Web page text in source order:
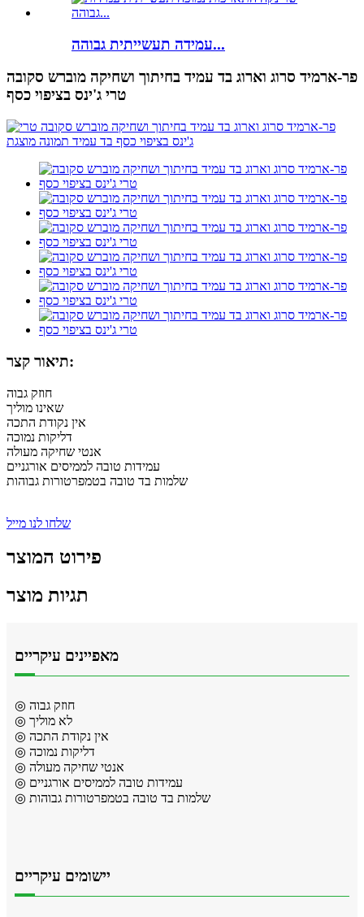
עמידה תעשייתית גבוהה...
פר-ארמיד סרוג וארוג בד עמיד בחיתוך ושחיקה מוברש סקובה
טרי ג'ינס בציפוי כסף
תיאור קצר:
חוזק גבוה
שאינו מוליך
אין נקודת התכה
דליקות נמוכה
אנטי שחיקה מעולה
עמידות טובה לממיסים אורגניים
שלמות בד טובה בטמפרטורות גבוהות
שלחו לנו מייל
פירוט המוצר
תגיות מוצר
מאפיינים עיקריים
◎ חוזק גבוה
◎ לא מוליך
◎ אין נקודת התכה
◎ דליקות נמוכה
◎ אנטי שחיקה מעולה
◎ עמידות טובה לממיסים אורגניים
◎ שלמות בד טובה בטמפרטורות גבוהות
יישומים עיקריים